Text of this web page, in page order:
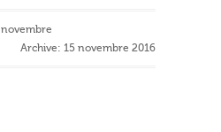
novembre
Archive: 15 novembre 2016